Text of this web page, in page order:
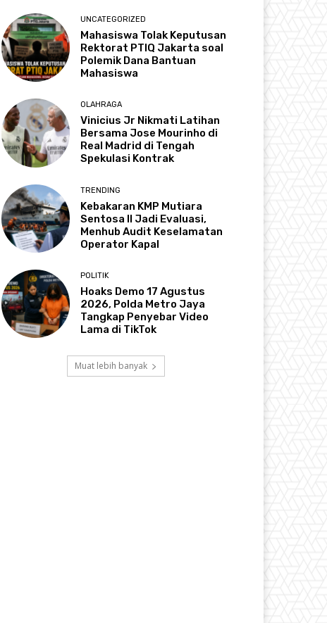
UNCATEGORIZED
Mahasiswa Tolak Keputusan
Rektorat PTIQ Jakarta soal
Polemik Dana Bantuan
Mahasiswa
OLAHRAGA
Vinicius Jr Nikmati Latihan
Bersama Jose Mourinho di
Real Madrid di Tengah
Spekulasi Kontrak
TRENDING
Kebakaran KMP Mutiara
Sentosa II Jadi Evaluasi,
Menhub Audit Keselamatan
Operator Kapal
POLITIK
Hoaks Demo 17 Agustus
2026, Polda Metro Jaya
Tangkap Penyebar Video
Lama di TikTok
Muat lebih banyak